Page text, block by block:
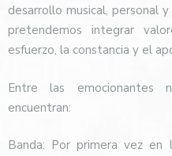
desarrollo musical, personal
pretendemos integrar
esfuerzo, la constancia y el
Entre las emocionantes
encuentran:
Banda: Por primera vez en